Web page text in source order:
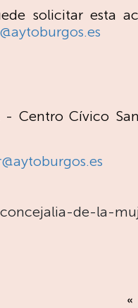
solicitar esta
Centro Cívico
de-la-